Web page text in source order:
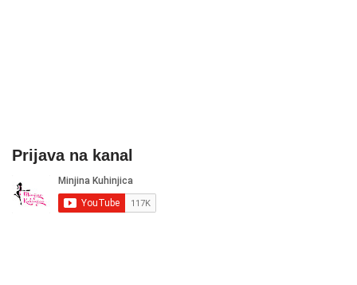
Prijava na kanal